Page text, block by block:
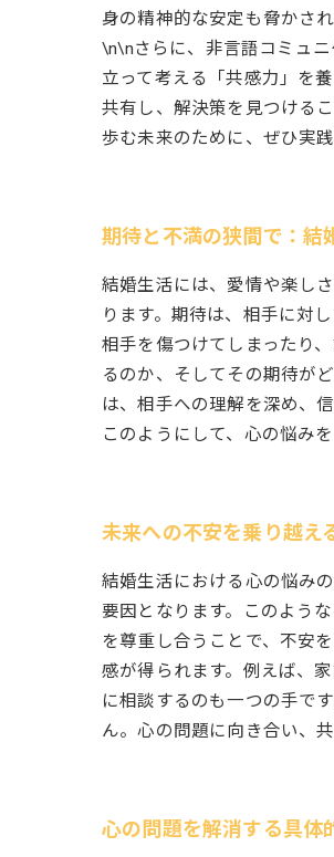
身の精神的な安定も脅かさ
\n\nさらに、非言語コミュ
立って考える「共感力」を
共有し、解決策を見つける
歩む未来のために、ぜひ実
期待と不満の狭間で：結
結婚生活には、愛情や楽し
ります。期待は、相手に対
相手を傷つけてしまったり
るのか、そしてその期待が
は、相手への理解を深め、
このようにして、心の悩み
未来への不安を乗り越え
結婚生活における心の悩み
要因となります。このよう
を尊重し合うことで、不安
感が得られます。例えば、
に相談するのも一つの手で
ん。心の問題に向き合い、
心の問題を解消する具体